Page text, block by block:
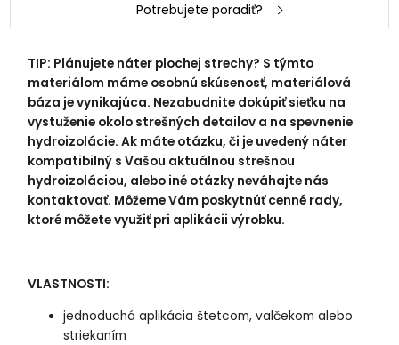
Potrebujete poradiť?
TIP: Plánujete náter plochej strechy? S týmto
materiálom máme osobnú skúsenosť, materiálová
báza je vynikajúca. Nezabudnite dokúpiť sieťku na
vystuženie okolo strešných detailov a na spevnenie
hydroizolácie. Ak máte otázku, či je uvedený náter
kompatibilný s Vašou aktuálnou strešnou
hydroizoláciou, alebo iné otázky neváhajte nás
kontaktovať. Môžeme Vám poskytnúť cenné rady,
ktoré môžete využiť pri aplikácii výrobku.
VLASTNOSTI:
jednoduchá aplikácia štetcom, valčekom alebo
striekaním